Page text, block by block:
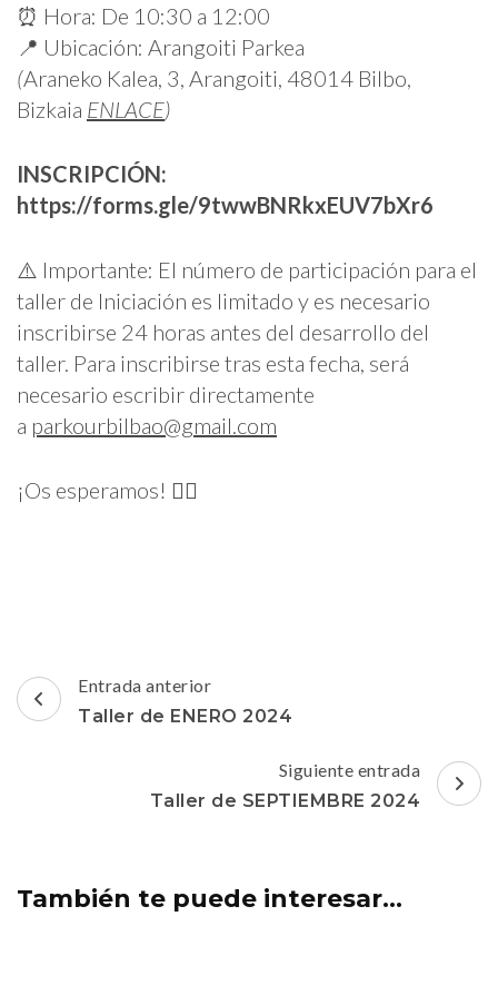
⏰ Hora: De 10:30 a 12:00
📍 Ubicación: Arangoiti Parkea
(Araneko Kalea, 3, Arangoiti, 48014 Bilbo,
Bizkaia ENLACE)
INSCRIPCIÓN:
https://forms.gle/9twwBNRkxEUV7bXr6
⚠️ Importante: El número de participación para el
taller de Iniciación es limitado y es necesario
inscribirse 24 horas antes del desarrollo del
taller. Para inscribirse tras esta fecha, será
necesario escribir directamente
a parkourbilbao@gmail.com
¡Os esperamos! 🙋‍♂️
Navegación
de
Entrada anterior
Taller de ENERO 2024
Siguiente entrada
Taller de SEPTIEMBRE 2024
También te puede interesar...